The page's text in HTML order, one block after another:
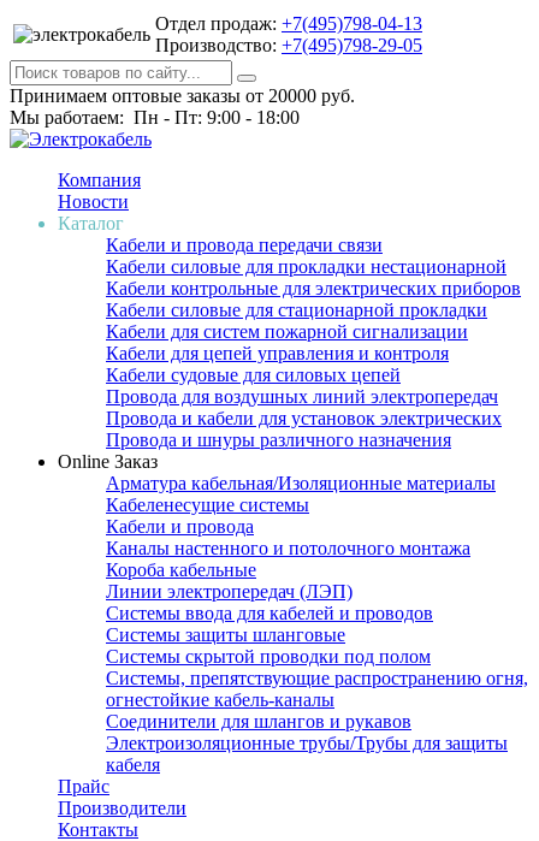
Отдел продаж: +7(495)798-04-13
Производство: +7(495)798-29-05
Принимаем оптовые заказы от 20000 руб.
Мы работаем: Пн - Пт: 9:00 - 18:00
Компания
Новости
Каталог
Кабели и провода передачи связи
Кабели силовые для прокладки нестационарной
Кабели контрольные для электрических приборов
Кабели силовые для стационарной прокладки
Кабели для систем пожарной сигнализации
Кабели для цепей управления и контроля
Кабели судовые для силовых цепей
Провода для воздушных линий электропередач
Провода и кабели для установок электрических
Провода и шнуры различного назначения
Online Заказ
Арматура кабельная/Изоляционные материалы
Кабеленесущие системы
Кабели и провода
Каналы настенного и потолочного монтажа
Короба кабельные
Линии электропередач (ЛЭП)
Системы ввода для кабелей и проводов
Системы защиты шланговые
Системы скрытой проводки под полом
Системы, препятствующие распространению огня,
огнестойкие кабель-каналы
Соединители для шлангов и рукавов
Электроизоляционные трубы/Трубы для защиты
кабеля
Прайс
Производители
Контакты